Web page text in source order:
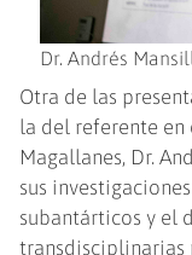
Dr. Andrés
Otra de las
la del referente en
Magallanes, Dr.
sus
subantárticos y el
transdisciplinarias